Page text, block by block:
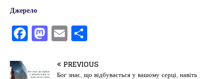
Джерело
F
a
c
M
a
st
E
m
aiіл
PREVIOUS
Бог знає, що відбувається у вашому серці, навіть